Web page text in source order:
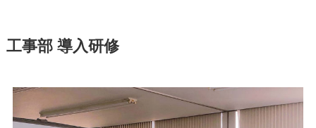
工事部 導入研修